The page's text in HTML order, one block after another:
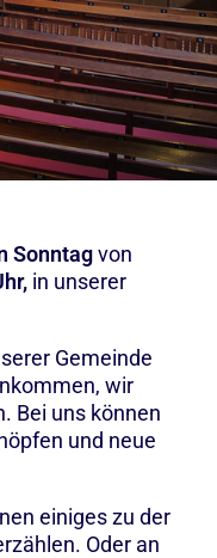
Sonntagvon
in unserer
Gemeinde
wir
Bei uns können
und neue
einiges zu der
Oder an